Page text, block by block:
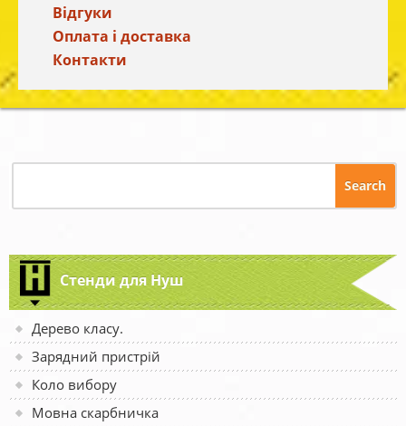
Відгуки
Оплата і доставка
Контакти
Стенди для Нуш
Дерево класу.
Зарядний пристрій
Коло вибору
Мовна скарбничка